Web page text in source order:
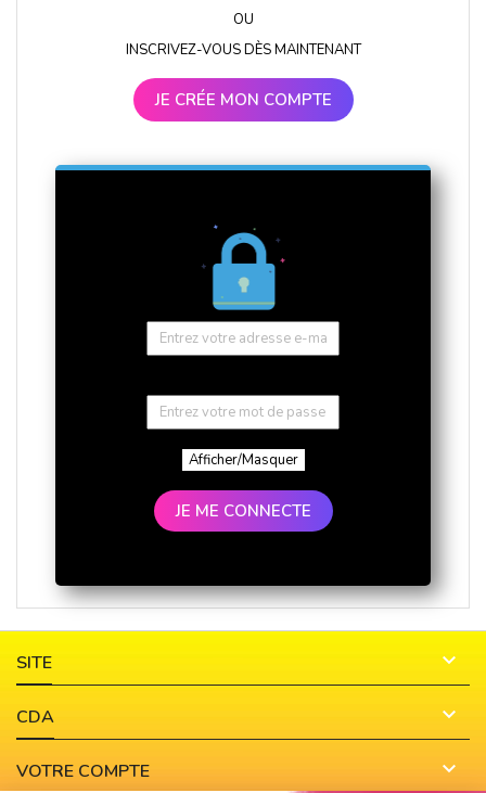
OU
INSCRIVEZ-VOUS DÈS MAINTENANT
JE CRÉE MON COMPTE
Afficher/Masquer
JE ME CONNECTE
SITE 
CDA 
VOTRE COMPTE 